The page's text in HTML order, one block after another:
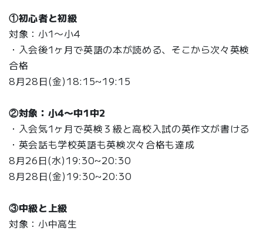
①初心者と初級
対象：小1〜小4
・入会後1ヶ月で英語の本が読める、そこから次々英検
合格
8月28日(金)18:15~19:15
②対象：小4〜中1中2
・入会気1ヶ月で英検３級と高校入試の英作文が書ける
・英会話も学校英語も英検次々合格も達成
8月26日(水)19:30~20:30
8月28日(金)19:30~20:30
③中級と上級
対象：小中高生